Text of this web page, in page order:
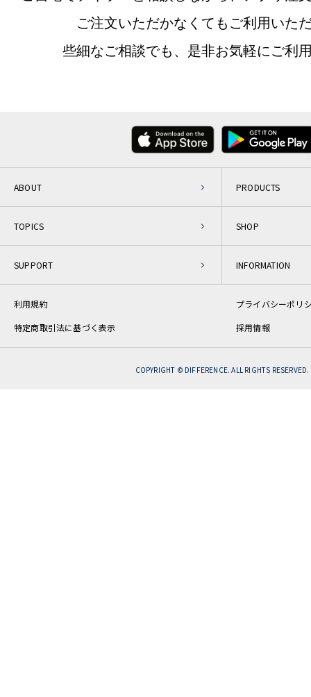
ご注文いただかなくてもご利用いた
些細なご相談でも、是非お気軽にご利
ABOUT PRODUCTS
TOPICS SHOP
SUPPORT INFORMATION
利用規約
プライバシーポリ
特定商取引法に基づく表示
採用情報
COPYRIGHT © DIFFERENCE. ALL RIGHTS RESERVED.